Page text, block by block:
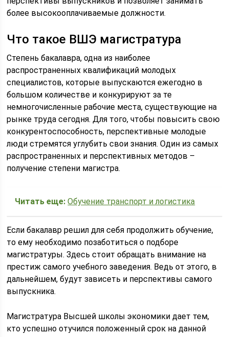
более высокооплачиваемые должности.
Что такое ВШЭ магистратура
Степень бакалавра, одна из наиболее
распространенных квалификаций молодых
специалистов, которые выпускаются ежегодно в
большом количестве и конкурируют за те
немногочисленные рабочие места, существующие на
рынке труда сегодня. Для того, чтобы повысить свою
конкурентоспособность, перспективные молодые
люди стремятся углубить свои знания. Один из самых
распространенных и перспективных методов –
получение степени магистра.
Читать еще: Обучение транспорт и логистика
Если бакалавр решил для себя продолжить обучение,
то ему необходимо позаботиться о подборе
магистратуры. Здесь стоит обращать внимание на
престиж самого учебного заведения. Ведь от этого, в
дальнейшем, будут зависеть и перспективы самого
выпускника.
Магистратура Высшей школы экономики дает тем,
кто успешно отучился положенный срок на данной